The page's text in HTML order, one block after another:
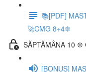
📚[PDF]
🚀CMG 8+4❊
SĂPTĂMÂNA 10 ❊
[BONUS]